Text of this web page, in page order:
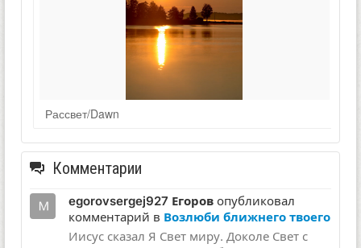
Рассвет/Dawn
Комментарии
egorovsergej927 Егоров опубликовал
комментарий в Возлюби ближнего твоего
Иисус сказал Я Свет миру. Доколе Свет с